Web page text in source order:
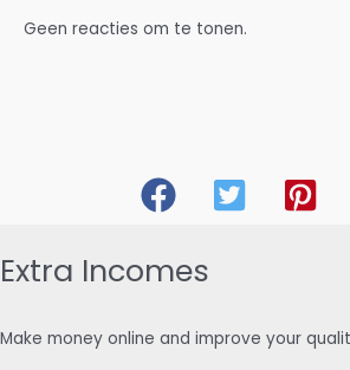
Geen reacties om te tonen.
Extra Incomes
Make money online and improve your